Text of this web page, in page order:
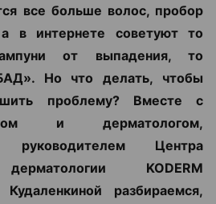
все больше волос, пробор
в интернете советуют то
от выпадения, то
Но что делать, чтобы
проблему? Вместе с
и дерматологом,
Центра
KODERM
разбираемся,